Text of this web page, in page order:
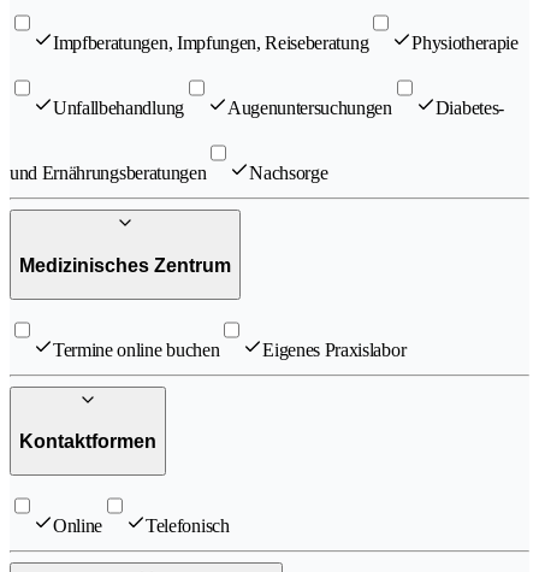
Impfberatungen, Impfungen, Reiseberatung Physiotherapie
Unfallbehandlung Augenuntersuchungen Diabetes-
und Ernährungsberatungen Nachsorge
Medizinisches Zentrum
Termine online buchen Eigenes Praxislabor
Kontaktformen
Online Telefonisch